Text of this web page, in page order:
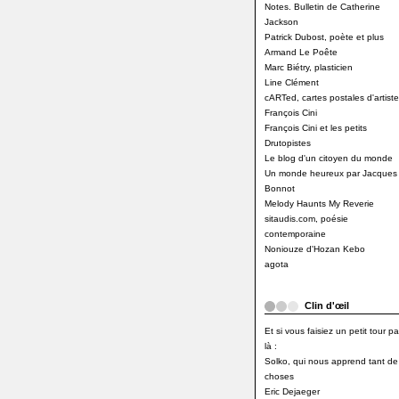
Notes. Bulletin de Catherine
Jackson
Patrick Dubost, poète et plus
Armand Le Poête
Marc Biétry, plasticien
Line Clément
cARTed, cartes postales
François Cini
François Cini et les petits
Drutopistes
Le blog d'un citoyen du monde
Un monde heureux par Jacques
Bonnot
Melody Haunts My Reverie
sitaudis.com, poésie
contemporaine
Noniouze d'Hozan Kebo
agota
Clin d'œil
Et si vous faisiez un petit tour
là :
Solko, qui nous apprend tant de
choses
Eric Dejaeger